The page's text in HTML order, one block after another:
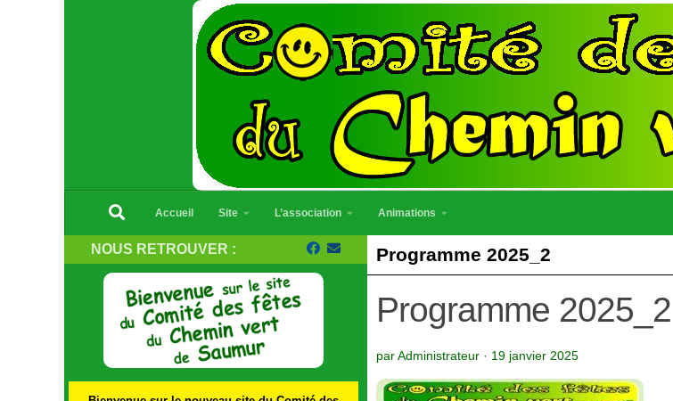
Accueil Site L’association Animations
Programme 2025_2
Programme 2025_2
parAdministrateur · 19 janvier 2025
NOUS RETROUVER :